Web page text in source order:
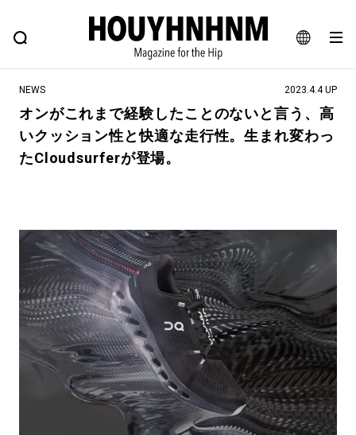
JA
EN
FEATURE BLOG SNAP
ヒップなファッション、カルチャー、ライフスタイルWEBマガジン
#注目のタグ
#NEW VINTAGE #マイナーグッド図鑑
#路地裏てぃーん。 #MONTHLY JOURNAL
#GH 銘品の所以 #フイナムのYouTube
#Commune H #FOCUS IT #AH.H
#ととけん #FASHION #MUSIC #MOVIE
#LIFESTYLE #SNEAKER #OUTDOOR
#SPORTS #HANDSOME HANDBOOK
NEWS 2023.4.4 UP
オンがこれまで経験したことのないと言う、高
いクッション性と快適な走行性。生まれ変わっ
たCloudsurferが登場。